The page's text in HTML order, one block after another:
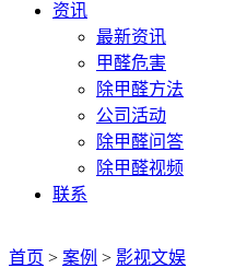
资讯
最新资讯
甲醛危害
除甲醛方法
公司活动
除甲醛问答
除甲醛视频
联系
首页 > 案例 > 影视文娱